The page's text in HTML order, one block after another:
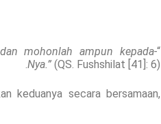
“
mohonlah ampun kepada-
Nya.” (QS. Fushshilat [41]: 6).
keduanya secara bersamaan,